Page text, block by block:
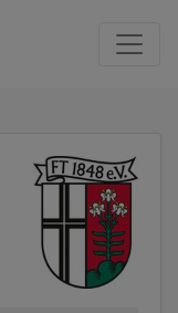
und zum